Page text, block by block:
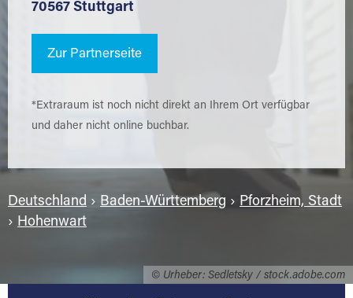
© Urheber: Sedletsky / stock.adobe.com
70567 Stuttgart
Zur Partnerseite
*Extraraum ist noch nicht direkt an Ihrem Ort verfügbar
und daher nicht online buchbar.
Deutschland › Baden-Württemberg › Pforzheim, Stadt
› Hohenwart